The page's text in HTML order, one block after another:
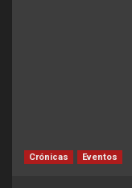
Crónicas Eventos